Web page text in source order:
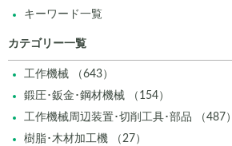
キーワード一覧
カテゴリー一覧
工作機械 （643）
鍛圧･鈑金･鋼材機械 （154）
工作機械周辺装置･切削工具･部品 （487）
樹脂･木材加工機 （27）